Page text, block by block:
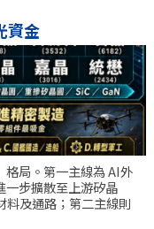
資金
格局。第一主線為 AI外
一步擴散至上游矽晶
料及通路；第二主線則